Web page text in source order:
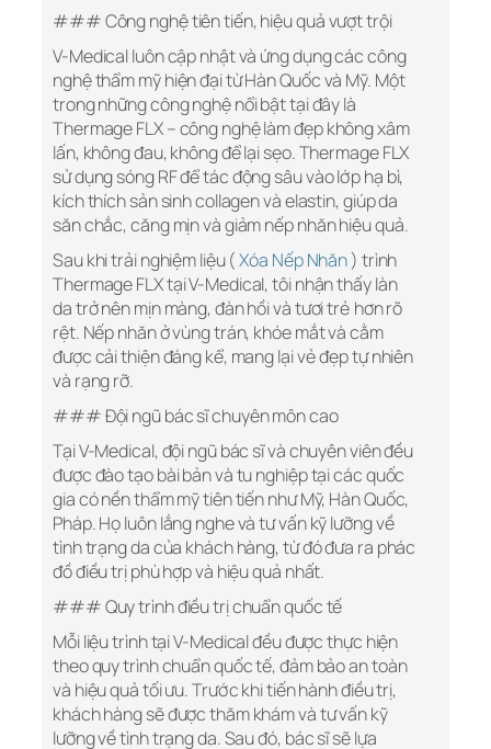
### Công nghệ tiên tiến, hiệu quả vượt trội
V-Medical luôn cập nhật và ứng dụng các công
nghệ thẩm mỹ hiện đại từ Hàn Quốc và Mỹ. Một
trong những công nghệ nổi bật tại đây là
Thermage FLX – công nghệ làm đẹp không xâm
lấn, không đau, không để lại sẹo. Thermage FLX
sử dụng sóng RF để tác động sâu vào lớp hạ bì,
kích thích sản sinh collagen và elastin, giúp da
săn chắc, căng mịn và giảm nếp nhăn hiệu quả.
Sau khi trải nghiệm liệu (Xóa Nếp Nhăn) trình
Thermage FLX tại V-Medical, tôi nhận thấy làn
da trở nên mịn màng, đàn hồi và tươi trẻ hơn rõ
rệt. Nếp nhăn ở vùng trán, khóe mắt và cằm
được cải thiện đáng kể, mang lại vẻ đẹp tự nhiên
và rạng rỡ.
### Đội ngũ bác sĩ chuyên môn cao
Tại V-Medical, đội ngũ bác sĩ và chuyên viên đều
được đào tạo bài bản và tu nghiệp tại các quốc
gia có nền thẩm mỹ tiên tiến như Mỹ, Hàn Quốc,
Pháp. Họ luôn lắng nghe và tư vấn kỹ lưỡng về
tình trạng da của khách hàng, từ đó đưa ra phác
đồ điều trị phù hợp và hiệu quả nhất.
### Quy trình điều trị chuẩn quốc tế
Mỗi liệu trình tại V-Medical đều được thực hiện
theo quy trình chuẩn quốc tế, đảm bảo an toàn
và hiệu quả tối ưu. Trước khi tiến hành điều trị,
khách hàng sẽ được thăm khám và tư vấn kỹ
lưỡng về tình trạng da. Sau đó, bác sĩ sẽ lựa